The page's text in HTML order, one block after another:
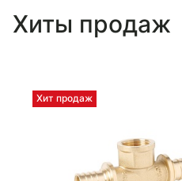
Хиты продаж
Хит продаж